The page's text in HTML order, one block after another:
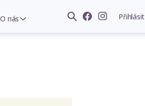
O nás Přihlásit